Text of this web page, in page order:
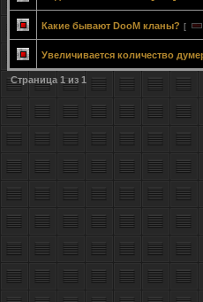
Какие бывают DooM кланы? [
Увеличивается количество
Страница 1из 1